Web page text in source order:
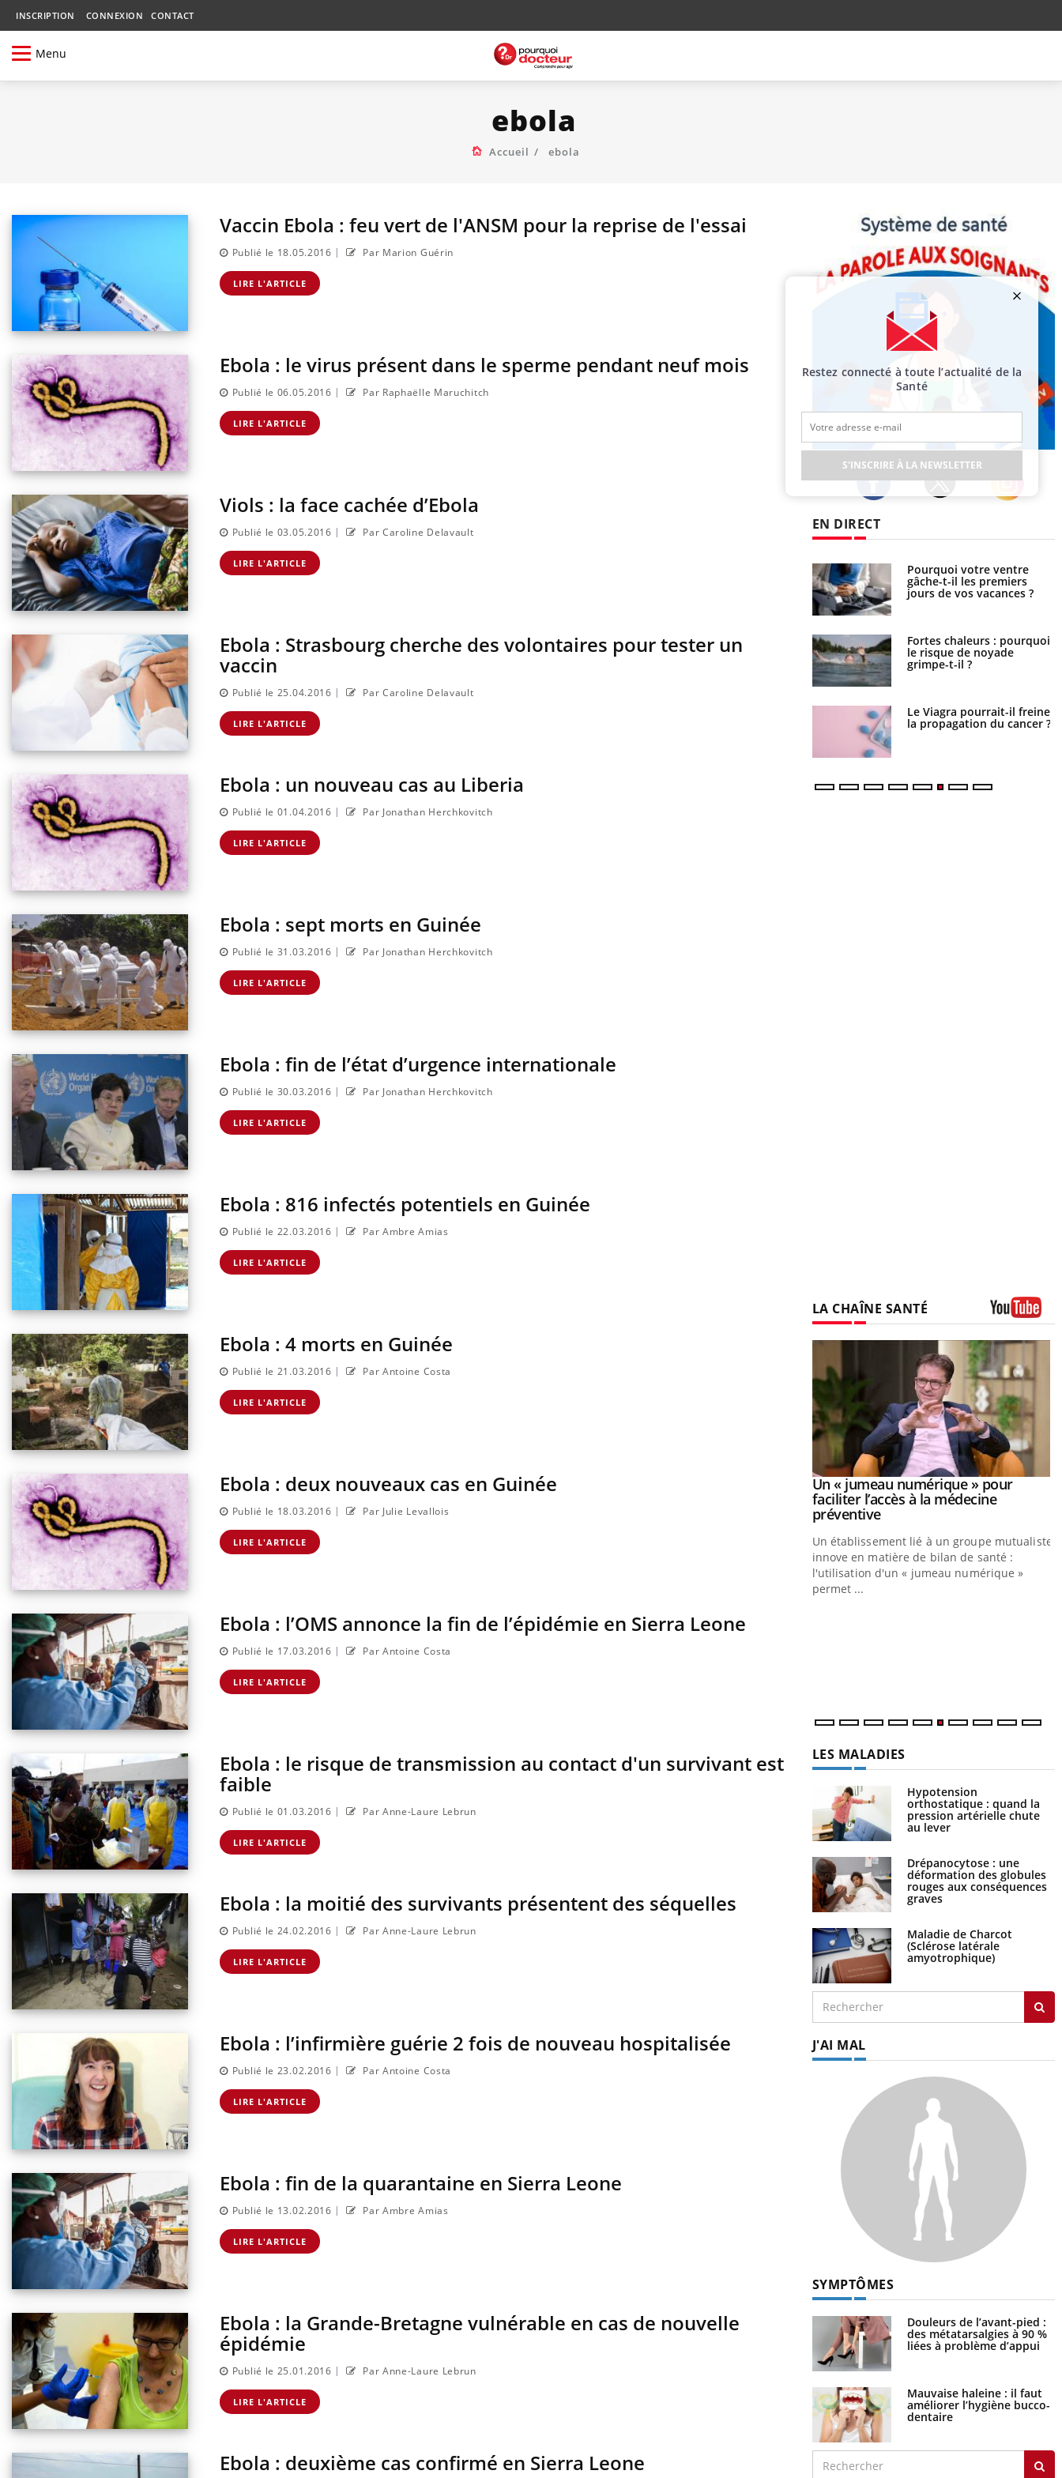
INSCRIPTION CONNEXION CONTACT
Menu
ebola
Accueil ebola
Vaccin Ebola : feu vert de l'ANSM pour la reprise de l'essai
Publié le 18.05.2016 | Par Marion Guérin
LIRE L'ARTICLE
Ebola : le virus présent dans le sperme pendant neuf mois
Publié le 06.05.2016 | Par Raphaëlle Maruchitch
LIRE L'ARTICLE
Viols : la face cachée d’Ebola
Publié le 03.05.2016 | Par Caroline Delavault
LIRE L'ARTICLE
Ebola : Strasbourg cherche des volontaires pour tester un
vaccin
Publié le 25.04.2016 | Par Caroline Delavault
LIRE L'ARTICLE
Ebola : un nouveau cas au Liberia
Publié le 01.04.2016 | Par Jonathan Herchkovitch
LIRE L'ARTICLE
Ebola : sept morts en Guinée
Publié le 31.03.2016 | Par Jonathan Herchkovitch
LIRE L'ARTICLE
Ebola : fin de l’état d’urgence internationale
Publié le 30.03.2016 | Par Jonathan Herchkovitch
LIRE L'ARTICLE
Ebola : 816 infectés potentiels en Guinée
Publié le 22.03.2016 | Par Ambre Amias
LIRE L'ARTICLE
Ebola : 4 morts en Guinée
Publié le 21.03.2016 | Par Antoine Costa
LIRE L'ARTICLE
Ebola : deux nouveaux cas en Guinée
Publié le 18.03.2016 | Par Julie Levallois
LIRE L'ARTICLE
Ebola : l’OMS annonce la fin de l’épidémie en Sierra Leone
Publié le 17.03.2016 | Par Antoine Costa
LIRE L'ARTICLE
Ebola : le risque de transmission au contact d'un survivant est
faible
Publié le 01.03.2016 | Par Anne-Laure Lebrun
LIRE L'ARTICLE
Ebola : la moitié des survivants présentent des séquelles
Publié le 24.02.2016 | Par Anne-Laure Lebrun
LIRE L'ARTICLE
Ebola : l’infirmière guérie 2 fois de nouveau hospitalisée
Publié le 23.02.2016 | Par Antoine Costa
LIRE L'ARTICLE
Ebola : fin de la quarantaine en Sierra Leone
Publié le 13.02.2016 | Par Ambre Amias
LIRE L'ARTICLE
Ebola : la Grande-Bretagne vulnérable en cas de nouvelle
épidémie
Publié le 25.01.2016 | Par Anne-Laure Lebrun
LIRE L'ARTICLE
Ebola : deuxième cas confirmé en Sierra Leone
EN DIRECT
une otite
?
cas détecté
en France
Grossesse à risque : ce jus
naturel attire l'attention
des chercheurs
Comment oublier les
écrans en vacances ?
Toujours connectés :
comment le travail
empiète de plus en plus
Chikungunya, dengue,
West Nile : que se passe-t-
La sieste empêche-t-elle de
dormir la nuit ?
Pourquoi votre ventre
gâche-t-il les premiers
jours de vos vacances ?
Fortes chaleurs : pourquoi
le risque de noyade
grimpe-t-il ?
Le Viagra pourrait-il freiner
la propagation du cancer ?
LA CHAÎNE SANTÉ
pour
ou
de la
qui la rend
Youtube
Insuline & Charge mentale : et si on
osait en parler??Youtube
En 2026, l'insuline dans le diabète de type 2
reste entourée d'idées reçues chez les
patients comme parfois chez les soignants.
Youtube
Eczéma Chronique des Mains : se Youtube
Un « jumeau numérique » pour
faciliter l’accès à la médecine
préventiveYoutube
Un établissement lié à un groupe mutualiste
innove en matière de bilan de santé :
l'utilisation d'un « jumeau numérique »
permet ...
LES MALADIES
Hypotension
orthostatique : quand la
pression artérielle chute
au lever
Drépanocytose : une
déformation des globules
rouges aux conséquences
graves
Maladie de Charcot
(Sclérose latérale
amyotrophique)
J'AI MAL
SYMPTÔMES
Douleurs de l’avant-pied :
des métatarsalgies à 90 %
liées à problème d’appui
Mauvaise haleine : il faut
améliorer l’hygiène bucco-
dentaire
Restez connecté à toute l’actualité de la
Santé
S'INSCRIRE À LA NEWSLETTER